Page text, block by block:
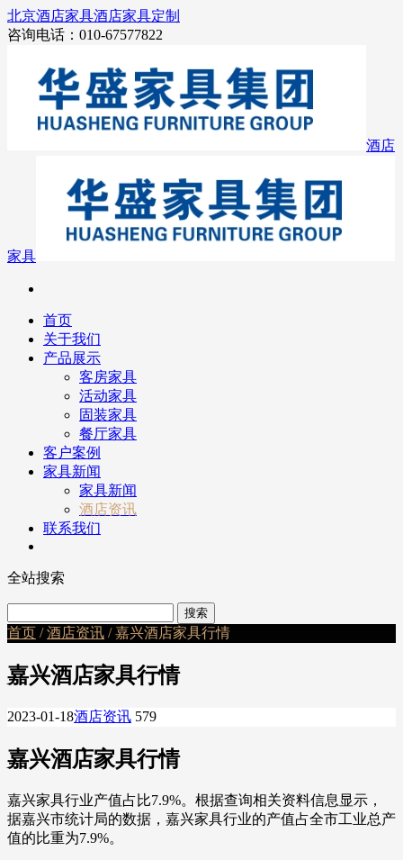
北京酒店家具酒店家具定制
咨询电话：010-67577822
酒店
家具
首页
关于我们
产品展示
客房家具
活动家具
固装家具
餐厅家具
客户案例
家具新闻
家具新闻
酒店资讯
联系我们
全站搜索
首页 /酒店资讯 / 嘉兴酒店家具行情
嘉兴酒店家具行情
2023-01-18酒店资讯 579
嘉兴酒店家具行情
嘉兴家具行业产值占比7.9%。根据查询相关资料信息显示，
据嘉兴市统计局的数据，嘉兴家具行业的产值占全市工业总产
值的比重为7.9%。